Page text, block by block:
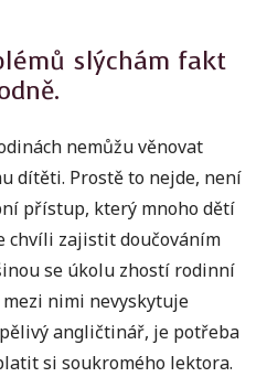
slýchám fakt
nemůžu věnovat
dítěti. Prostě to nejde, není
přístup, který mnoho dětí
chvíli zajistit doučováním
se úkolu zhostí rodinní
nimi nevyskytuje
angličtinář, je potřeba
si soukromého lektora.